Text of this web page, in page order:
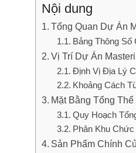
Nội dung
Tổng Quan Dự Án
Bảng Thông Số
Vị Trí Dự Án
Định Vị Địa Lý
Khoảng Cách
Mặt Bằng Tổng
Quy Hoạch
Phân Khu Chức
Sản Phẩm Chính